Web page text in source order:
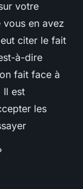
votre
en avez
citer le fait
à-dire
fait face à
Il est
les